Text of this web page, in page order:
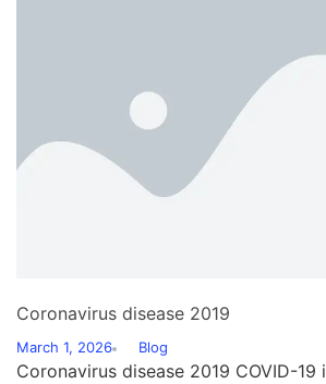
Coronavirus disease 2019
March 1, 2026 Blog
Coronavirus disease 2019 COVID-